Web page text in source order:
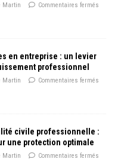
Martin Commentaires fermés
en entreprise : un levier
professionnel
Martin Commentaires fermés
civile professionnelle :
une protection optimale
Martin Commentaires fermés